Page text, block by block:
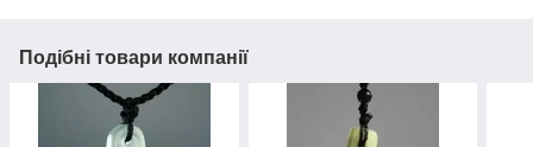
Подібні товари компанії